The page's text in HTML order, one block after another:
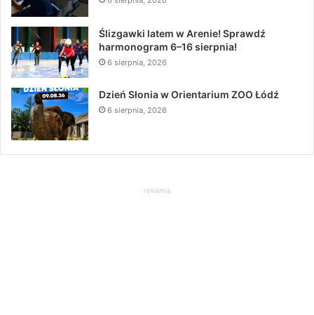
Ślizgawki latem w Arenie! Sprawdź
harmonogram 6–16 sierpnia!
6 sierpnia, 2026
Dzień Słonia w Orientarium ZOO Łódź
6 sierpnia, 2026
reklama